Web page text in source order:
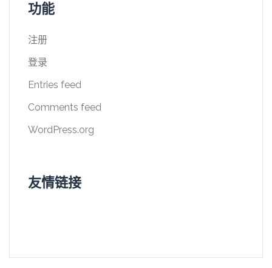
功能
注册
登录
Entries feed
Comments feed
WordPress.org
友情链接